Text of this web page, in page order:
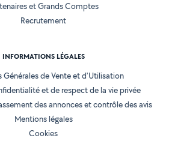
et Grands Comptes
Recrutement
INFORMATIONS LÉGALES
de Vente et d'Utilisation
et de respect de la vie privée
des annonces et contrôle des avis
Mentions légales
Cookies